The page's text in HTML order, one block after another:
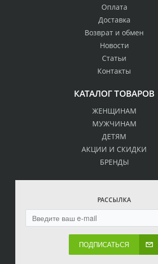
Оплата
Доставка
Возврат и обмен
Новости
Статьи
Контакты
КАТАЛОГ ТОВАРОВ
ЖЕНЩИНАМ
МУЖЧИНАМ
ДЕТЯМ
АКЦИИ И СКИДКИ
БРЕНДЫ
РАССЫЛКА
ПОДПИСАТЬСЯ